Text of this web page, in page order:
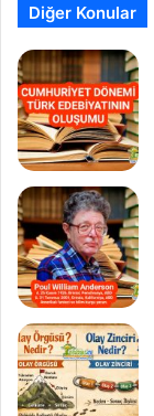
Diğer Konular